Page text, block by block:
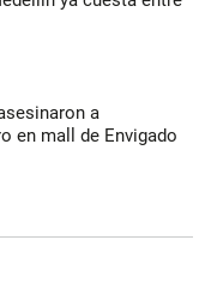
a
en mall de Envigado